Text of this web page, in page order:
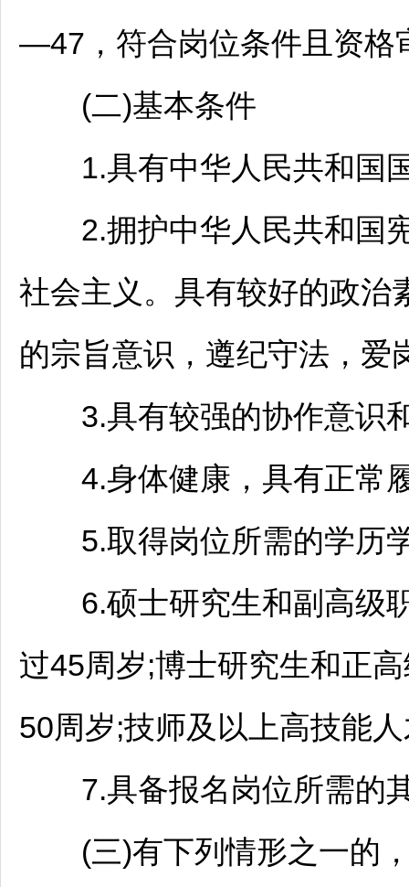
—47，符合岗位条件且资格
(二)基本条件
1.具有中华人民共和国
2.拥护中华人民共和国宪
社会主义。具有较好的政治
的宗旨意识，遵纪守法，爱
3.具有较强的协作意识和
4.身体健康，具有正常
5.取得岗位所需的学历
6.硕士研究生和副高级职
过45周岁;博士研究生和正
50周岁;技师及以上高技能
7.具备报名岗位所需的
(三)有下列情形之一的